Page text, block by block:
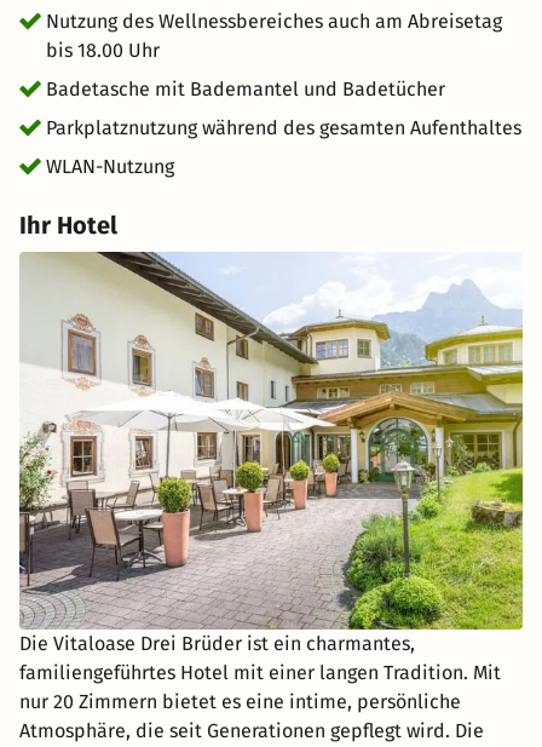
Nutzung des Wellnessbereiches auch am Abreisetag
bis 18.00 Uhr
Badetasche mit Bademantel und Badetücher
Parkplatznutzung während des gesamten Aufenthaltes
WLAN-Nutzung
Ihr Hotel
Die Vitaloase Drei Brüder ist ein charmantes,
familiengeführtes Hotel mit einer langen Tradition. Mit
nur 20 Zimmern bietet es eine intime, persönliche
Atmosphäre, die seit Generationen gepflegt wird. Die